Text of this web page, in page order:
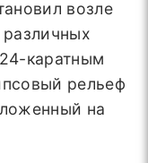
возле
различных
каратным
рельеф
на